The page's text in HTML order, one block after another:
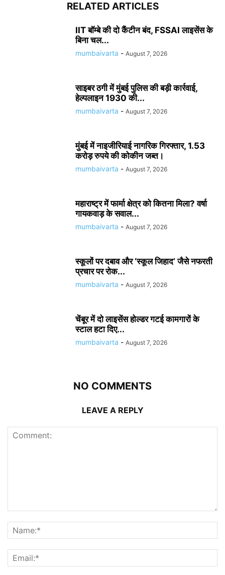
RELATED ARTICLES
IIT बॉम्बे की दो कैंटीन बंद, FSSAI लाइसेंस के
बिना चल...
mumbaivarta - August 7, 2026
साइबर ठगी में मुंबई पुलिस की बड़ी कार्रवाई,
हेल्पलाइन 1930 की...
mumbaivarta - August 7, 2026
मुंबई में नाइजीरियाई नागरिक गिरफ्तार, 1.53
करोड़ रुपये की कोकीन जब्त।
mumbaivarta - August 7, 2026
महाराष्ट्र में फार्मा क्षेत्र को कितना मिला? वर्षा
गायकवाड़ के सवाल...
mumbaivarta - August 7, 2026
स्कूलों पर दबाव और ‘स्कूल जिहाद’ जैसे नफरती
प्रचार पर रोक...
mumbaivarta - August 7, 2026
चेंबूर में दो लाइसेंस होल्डर गटई कामगारों के
स्टाल हटा दिए...
mumbaivarta - August 7, 2026
NO COMMENTS
LEAVE A REPLY